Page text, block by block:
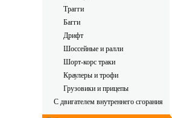
Трагги
Багги
Дрифт
Шоссейные и ралли
Шорт-корс траки
Краулеры и трофи
Грузовики и прицепы
С двигателем внутреннего сгорания